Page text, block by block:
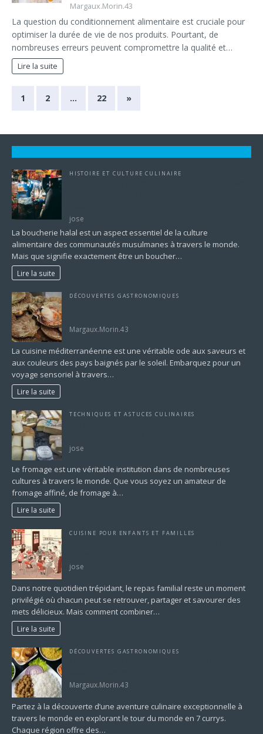
Margaux.Morin.43
La question du conditionnement alimentaire est cruciale pour
optimiser la durée de vie de nos produits. Pourtant, de
nombreuses erreurs peuvent compromettre la qualité et…
Lire la suite
1 2 … 22 »
HISTOIRE ET CULTURE CULINAIRE
jose
La boucherie halal est un aspect essentiel de la culture
alimentaire des communautés musulmanes à travers le monde.
Mais que signifie exactement être un boucher…
Lire la suite
DÉCOUVERTES GASTRONOMIQUES
Margaux.Morin.43
La cuisine méditerranéenne est une véritable ode aux saveurs et
aux couleurs des pays baignés par le soleil. Embarquez pour un
voyage sensoriel à travers…
Lire la suite
TECHNIQUES ET ASTUCES CULINAIRES
jose
Le fromage est une véritable institution dans de nombreuses
cultures à travers le monde. Que vous soyez un amateur de
fromage affiné, de fromage à…
Lire la suite
CUISINE POUR ENFANTS ET FAMILLES
jose
Dans notre quotidien trépidant, le repas familial reste un moment
privilégié où chacun peut se retrouver, partager et savourer des
mets délicieux. Mais comment combiner…
Lire la suite
DÉCOUVERTES GASTRONOMIQUES
Margaux.Morin.43
Partez à la découverte d’une aventure culinaire exceptionnelle à
travers le monde en explorant le tour du monde en 7 currys.
Chaque région offre des…